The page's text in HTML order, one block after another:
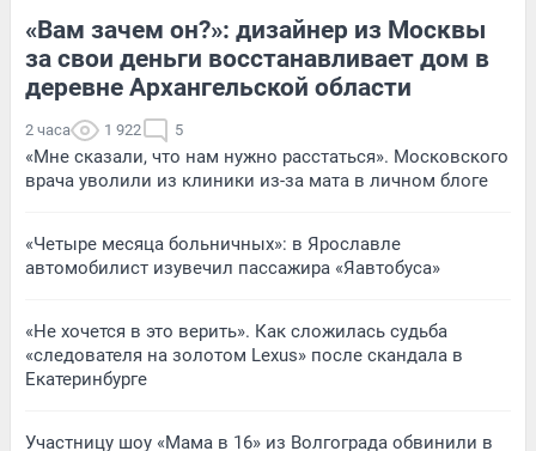
«Вам зачем он?»: дизайнер из Москвы
за свои деньги восстанавливает дом в
деревне Архангельской области
2 часа 1 922 5
«Мне сказали, что нам нужно расстаться». Московского
врача уволили из клиники из-за мата в личном блоге
«Четыре месяца больничных»: в Ярославле
автомобилист изувечил пассажира «Яавтобуса»
«Не хочется в это верить». Как сложилась судьба
«следователя на золотом Lexus» после скандала в
Екатеринбурге
Участницу шоу «Мама в 16» из Волгограда обвинили в